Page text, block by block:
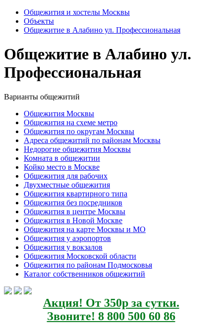
Общежития и хостелы Москвы
Объекты
Общежитие в Алабино ул. Профессиональная
Общежитие в Алабино ул.
Профессиональная
Варианты общежитий
Общежития Москвы
Общежития на схеме метро
Общежития по округам Москвы
Адреса общежитий по районам Москвы
Недорогие общежития Москвы
Комната в общежитии
Койко место в Москве
Общежития для рабочих
Двухместные общежития
Общежития квартирного типа
Общежития без посредников
Общежития в центре Москвы
Общежития в Новой Москве
Общежития на карте Москвы и МО
Общежития у аэропортов
Общежития у вокзалов
Общежития Московской области
Общежития по районам Подмосковья
Каталог собственников общежитий
Акция! От 350р за сутки.
Звоните! 8 800 500 60 86